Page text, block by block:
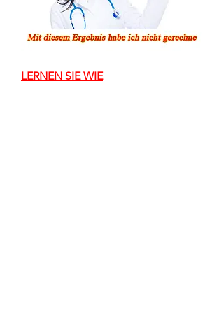
LERNEN SIE WIE